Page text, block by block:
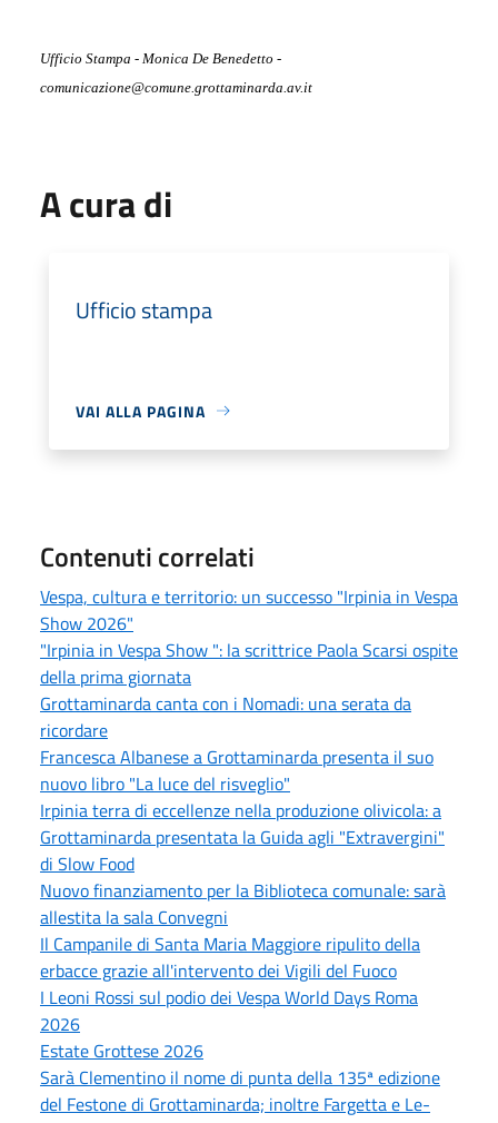
Ufficio Stampa - Monica De Benedetto -
comunicazione@comune.grottaminarda.av.it
A cura di
Ufficio stampa
VAI ALLA PAGINA
Contenuti correlati
Vespa, cultura e territorio: un successo "Irpinia in Vespa
Show 2026"
"Irpinia in Vespa Show ": la scrittrice Paola Scarsi ospite
della prima giornata
Grottaminarda canta con i Nomadi: una serata da
ricordare
Francesca Albanese a Grottaminarda presenta il suo
nuovo libro "La luce del risveglio"
Irpinia terra di eccellenze nella produzione olivicola: a
Grottaminarda presentata la Guida agli "Extravergini"
di Slow Food
Nuovo finanziamento per la Biblioteca comunale: sarà
allestita la sala Convegni
Il Campanile di Santa Maria Maggiore ripulito della
erbacce grazie all'intervento dei Vigili del Fuoco
I Leoni Rossi sul podio dei Vespa World Days Roma
2026
Estate Grottese 2026
Sarà Clementino il nome di punta della 135ª edizione
del Festone di Grottaminarda; inoltre Fargetta e Le-